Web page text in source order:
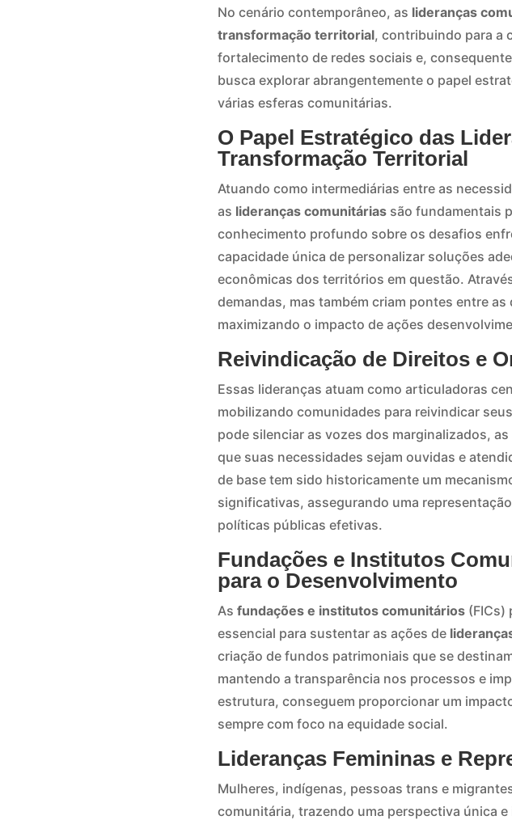
No cenário contemporâneo, as lideranças
transformação territorial, contribuindo para a
fortalecimento de redes sociais e,
busca explorar abrangentemente o papel
várias esferas comunitárias.
O Papel Estratégico das
Transformação Territorial
Atuando como intermediárias entre as
as lideranças comunitáriassão fundamentais
conhecimento profundo sobre os desafios
capacidade única de personalizar soluções
econômicas dos territórios em questão.
demandas, mas também criam pontes entre
maximizando o impacto de ações
Reivindicação de Direitos e
Essas lideranças atuam como articuladoras
mobilizando comunidades para reivindicar
pode silenciar as vozes dos marginalizados,
que suas necessidades sejam ouvidas e
de base tem sido historicamente um
significativas, assegurando uma
políticas públicas efetivas.
Fundações e Institutos
para o Desenvolvimento
As fundações e institutos comunitários(FICs)
essencial para sustentar as ações de
criação de fundos patrimoniais que se
mantendo a transparência nos processos e
estrutura, conseguem proporcionar um
sempre com foco na equidade social.
Lideranças Femininas e
Mulheres, indígenas, pessoas trans e
comunitária, trazendo uma perspectiva única